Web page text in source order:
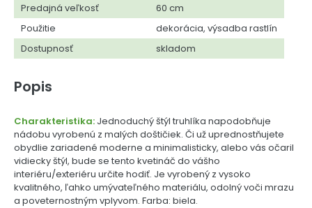
Predajná veľkosť
60 cm
Použitie
dekorácia, výsadba rastlín
Dostupnosť
skladom
Popis
Charakteristika: Jednoduchý štýl truhlíka napodobňuje
nádobu vyrobenú z malých doštičiek. Či už uprednostňujete
obydlie zariadené moderne a minimalisticky, alebo vás očaril
vidiecky štýl, bude se tento kvetináč do vášho
interiéru/exteriéru určite hodiť. Je vyrobený z vysoko
kvalitného, ľahko umývateľného materiálu, odolný voči mrazu
a poveternostným vplyvom. Farba: biela.